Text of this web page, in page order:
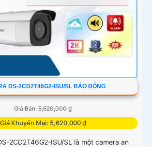
DS-2CD2T46G2-ISU/SL BÁO ĐỘNG
Giá Bán: 5,620,000 ₫
Giá Khuyến Mại: 5,620,000 ₫
2CD2T46G2-ISU/SL là một camera an